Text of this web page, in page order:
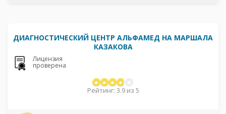
ДИАГНОСТИЧЕСКИЙ ЦЕНТР АЛЬФАМЕД НА МАРШАЛА
КАЗАКОВА
Лицензия
проверена
Рейтинг: 3.9 из 5